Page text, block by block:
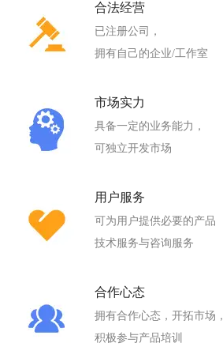
合法经营
已注册公司，
拥有自己的企业/工作室
市场实力
具备一定的业务能力，
可独立开发市场
用户服务
可为用户提供必要的产品
技术服务与咨询服务
合作心态
拥有合作心态，开拓市场，
积极参与产品培训